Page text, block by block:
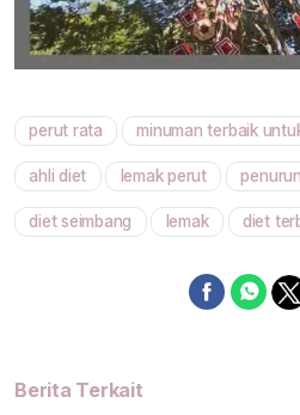
perut rata minuman terbaik
ahli diet lemak perut
diet seimbang lemak diet
Berita Terkait